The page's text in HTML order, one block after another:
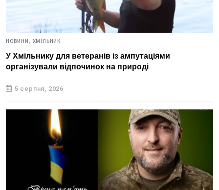
НОВИНИ, ХМІЛЬНИК
У Хмільнику для ветеранів із ампутаціями
організували відпочинок на природі
5 серпня, 2026